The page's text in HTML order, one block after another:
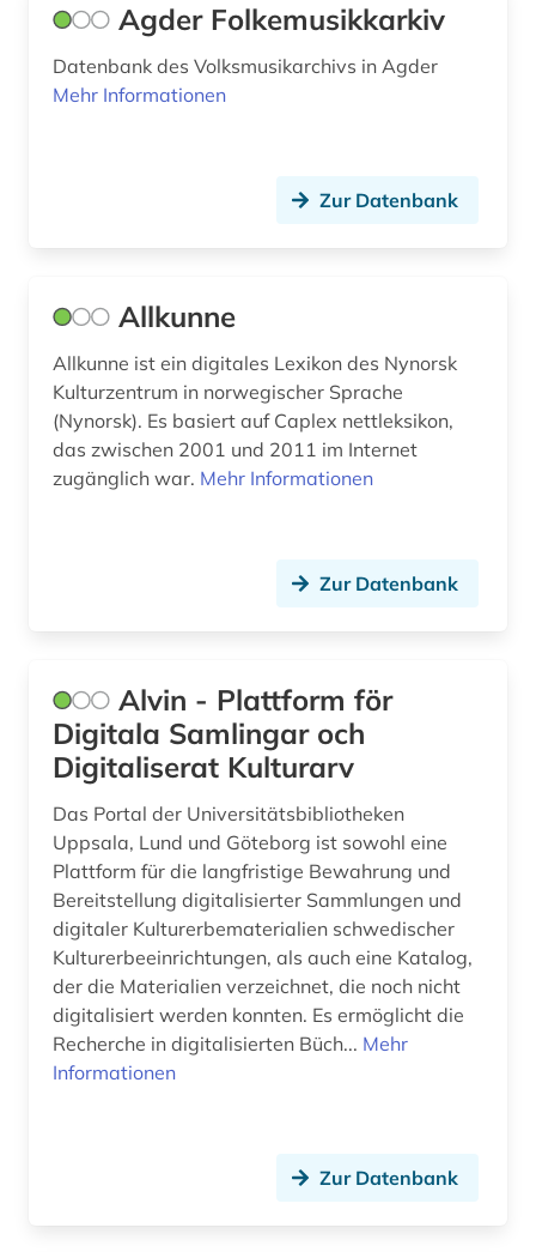
drama (1)
druck (1)
e-learning (1)
eblaitisch (1)
edition (1)
elektronische bibliothek (3)
elektronische zeitschrift (1)
empirische kulturwissenschaft (3)
england (1)
entwicklungsforschung (1)
entwicklungspolitik (2)
entwicklungstheorie (1)
entwicklungszusammenarbeit (2)
ernährung (1)
Ukraine (3)
Agder Folkemusikkarkiv
Datenbank des Volksmusikarchivs in Agder
Mehr Informationen
Zur Datenbank
Allkunne
Allkunne ist ein digitales Lexikon des Nynorsk
Kulturzentrum in norwegischer Sprache
(Nynorsk). Es basiert auf Caplex nettleksikon,
das zwischen 2001 und 2011 im Internet
zugänglich war. Mehr Informationen
Zur Datenbank
Alvin - Plattform för
Digitala Samlingar och
Digitaliserat Kulturarv
Das Portal der Universitätsbibliotheken
Uppsala, Lund und Göteborg ist sowohl eine
Plattform für die langfristige Bewahrung und
Bereitstellung digitalisierter Sammlungen und
digitaler Kulturerbematerialien schwedischer
Kulturerbeeinrichtungen, als auch eine Katalog,
der die Materialien verzeichnet, die noch nicht
digitalisiert werden konnten. Es ermöglicht die
Recherche in digitalisierten Büch... Mehr
Informationen
Zur Datenbank